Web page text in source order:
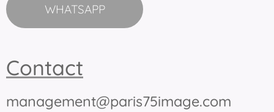
WHATSAPP
Contact
management@paris75image.com